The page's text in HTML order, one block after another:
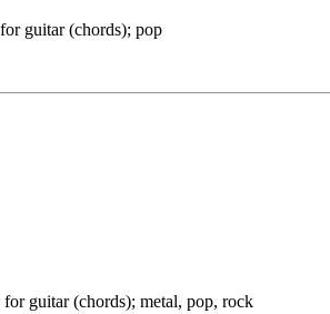
guitar (chords); pop
guitar (chords); metal, pop, rock